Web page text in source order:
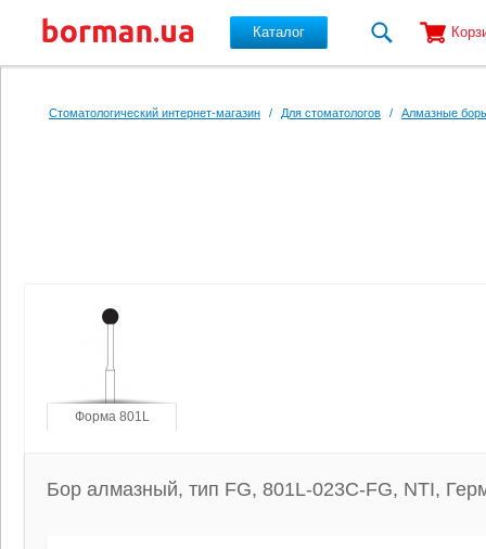
Каталог
Стоматологический интернет-магазин / Для стоматологов / Алмазные
Форма 801L
Бор алмазный, тип FG, 801L-023C-FG, NTI,